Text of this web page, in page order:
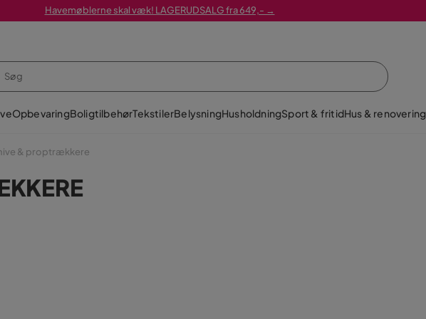
Havemøblerne skal væk! LAGERUDSALG fra 649,- →
OpbevaringBoligtilbehørTekstilerBelysningHusholdningSport & fritidHus & renovering
& proptrækkere